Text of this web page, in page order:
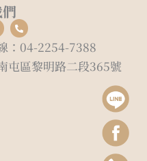
P
h
o
n
e
-
a
：04-2254-7388
屯區黎明路二段365號